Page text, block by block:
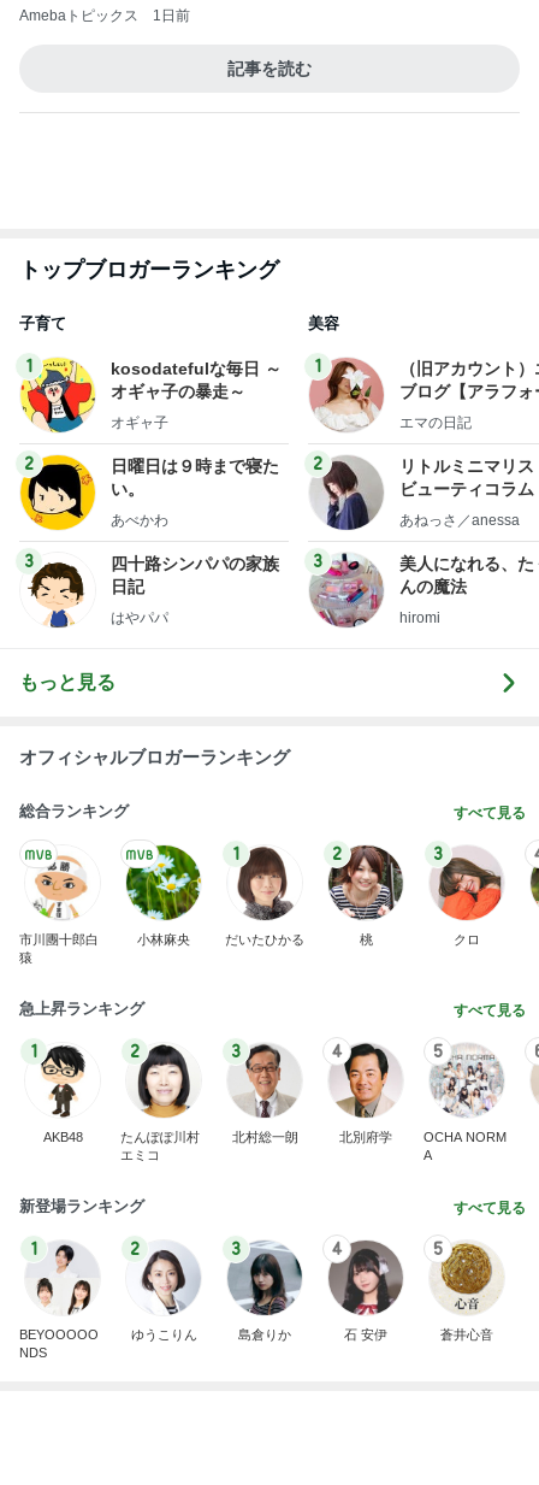
Amebaトピックス 1日前
記事を読む
トップブロガーランキング
子育て
1
kosodatefulな毎日 ～
オギャ子の暴走～
オギャ子
2
日曜日は９時まで寝た
い。
あべかわ
3
四十路シンパパの家族
日記
はやパパ
美容
1
（旧アカウント
ブログ【アラフォ
社売却セカンドラ
エマの日記
2
リトルミニマリス
ビューティコラ
little
あねっさ／anessa
3
美人になれる、た
んの魔法
hiromi
もっと見る
オフィシャルブロガーランキング
総合ランキング すべて見る
市川團十郎白
猿
小林麻央
1
だいたひかる
2
桃
3
クロ
急上昇ランキング すべて見る
1
AKB48
2
たんぽぽ川村
エミコ
3
北村総一朗
4
北別府学
5
OCHA NORM
A
新登場ランキング すべて見る
1
BEYOOOOO
NDS
2
ゆうこりん
3
島倉りか
4
石 安伊
5
蒼井心音